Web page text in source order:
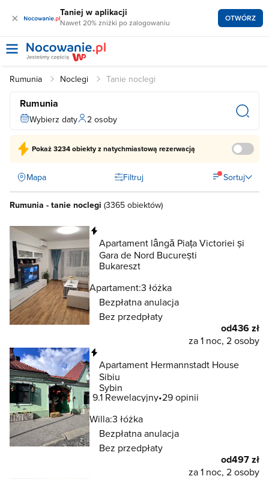
× Taniej w aplikacji
Nawet 20% zniżki po zalogowaniu OTWÓRZ
Rumunia Noclegi Tanie noclegi
Rumunia
Wybierz daty 2 osoby
Pokaż3234 obiektyz natychmiastową rezerwacją
Mapa Filtruj Sortuj
Rumunia - tanie noclegi (3365 obiektów)
Apartament lângă Piața Victoriei și
Gara de Nord București
Bukareszt
Apartament:3 łóżka
Bezpłatna anulacja
Bez przedpłaty
od436 zł
za 1 noc, 2 osoby
Apartament Hermannstadt House
Sibiu
Sybin
9.1 Rewelacyjny 29 opinii
Willa:3 łóżka
Bezpłatna anulacja
Bez przedpłaty
od497 zł
za 1 noc, 2 osoby